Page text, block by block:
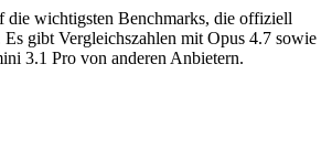
die wichtigsten Benchmarks, die offiziell
gibt Vergleichszahlen mit Opus 4.7 sowie
3.1 Pro von anderen Anbietern.